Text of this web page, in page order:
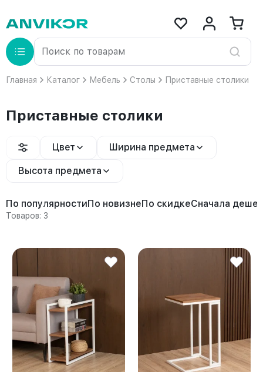
Главная Каталог Мебель Столы Приставные столики
Приставные столики
Цвет Ширина предмета
Высота предмета
По популярностиПо новизнеПо скидкеСначала
Товаров: 3